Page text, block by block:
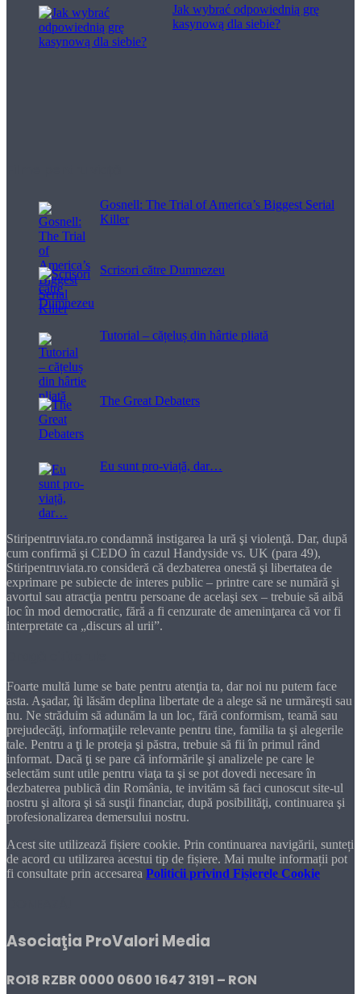
Jak wybrać odpowiednią grę
kasynową dla siebie?
Gosnell: The Trial of America’s Biggest Serial
Killer
Scrisori către Dumnezeu
Tutorial – cățeluș din hârtie pliată
The Great Debaters
Eu sunt pro-viață, dar…
Stiripentruviata.ro condamnă instigarea la ură şi violenţă. Dar, după
cum confirmă şi CEDO în cazul Handyside vs. UK (para 49),
Stiripentruviata.ro consideră că dezbaterea onestă şi libertatea de
exprimare pe subiecte de interes public – printre care se numără şi
avortul sau atracţia pentru persoane de acelaşi sex – trebuie să aibă
loc în mod democratic, fără a fi cenzurate de ameninţarea că vor fi
interpretate ca „discurs al urii”.
Foarte multă lume se bate pentru atenţia ta, dar noi nu putem face
asta. Aşadar, îţi lăsăm deplina libertate de a alege să ne urmăreşti sau
nu. Ne străduim să adunăm la un loc, fără conformism, teamă sau
prejudecăţi, informaţiile relevante pentru tine, familia ta şi alegerile
tale. Pentru a ţi le proteja şi păstra, trebuie să fii în primul rând
informat. Dacă ţi se pare că informările şi analizele pe care le
selectăm sunt utile pentru viaţa ta şi se pot dovedi necesare în
dezbaterea publică din România, te invităm să faci cunoscut site-ul
nostru şi altora şi să susţii financiar, după posibilităţi, continuarea şi
profesionalizarea demersului nostru.
Acest site utilizează fișiere cookie. Prin continuarea navigării, sunteți
de acord cu utilizarea acestui tip de fișiere. Mai multe informații pot
fi consultate prin accesarea Politicii privind Fișierele Cookie
Asociaţia ProValori Media
RO18 RZBR 0000 0600 1647 3191 – RON